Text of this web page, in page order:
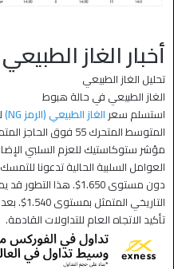
أخبار الغاز
تحليل الغاز الطبيعي
الغاز الطبيعي في حالة هبوط
استسلم سعر الغاز الطبيعي (الرمز NG
)
مؤشر ستوكاستيك للعزم السلبي
العوامل السلبية الحالية تدعونا
دون مستوى 1.650$. هذا
تأكيد الاتجاه العام للتداولات القادمة.